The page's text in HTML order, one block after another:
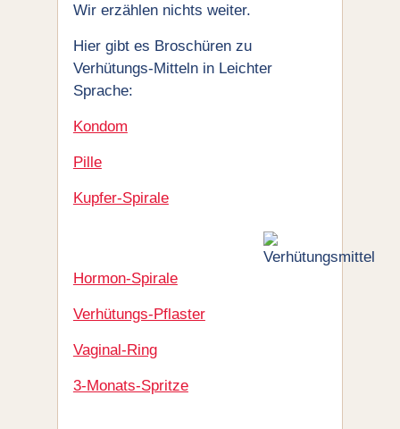
Wir erzählen nichts weiter.
Hier gibt es Broschüren zu
Verhütungs-Mitteln in Leichter
Sprache:
Kondom
Pille
Kupfer-Spirale
Hormon-Spirale
Verhütungs-Pflaster
Vaginal-Ring
3-Monats-Spritze